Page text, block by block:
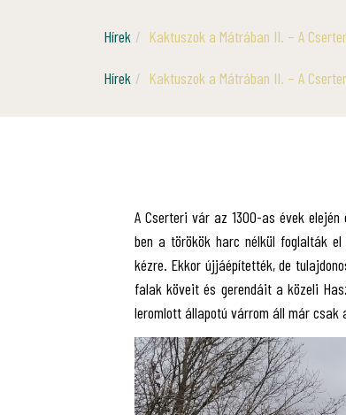
Hírek Kaktuszok a Mátrában II. – A
Hírek Kaktuszok a Mátrában II. – A
A Cserteri vár az 1300-as évek elején
ben a törökök harc nélkül foglalták
kézre. Ekkor újjáépítették, de
falak köveit és gerendáit a közeli
leromlott állapotú várrom áll már csak